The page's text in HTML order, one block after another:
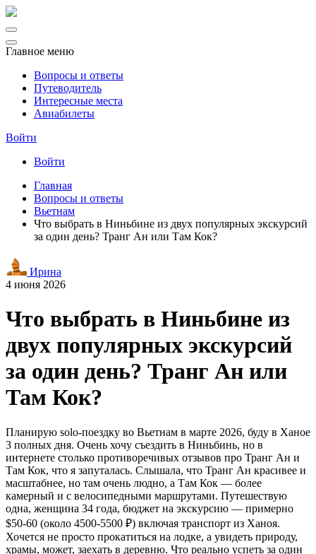
Главное меню
Вопросы и ответы
Путеводитель
Интересные места
Авиабилеты
Войти
Войти
Главная
Вопросы и ответы
Вьетнам
Что выбрать в Ниньбине из двух популярных экскурсий
за один день? Транг Ан или Там Кок?
Ирина
4 июня 2026
Что выбрать в Ниньбине из
двух популярных экскурсий
за один день? Транг Ан или
Там Кок?
Планирую solo-поездку во Вьетнам в марте 2026, буду в Ханое
3 полных дня. Очень хочу съездить в Ниньбинь, но в
интернете столько противоречивых отзывов про Транг Ан и
Там Кок, что я запуталась. Слышала, что Транг Ан красивее и
масштабнее, но там очень людно, а Там Кок — более
камерный и с велосипедными маршрутами. Путешествую
одна, женщина 34 года, бюджет на экскурсию — примерно
$50-60 (около 4500-5500 ₽) включая транспорт из Ханоя.
Хочется не просто прокатиться на лодке, а увидеть природу,
храмы, может, заехать в деревню. Что реально успеть за один